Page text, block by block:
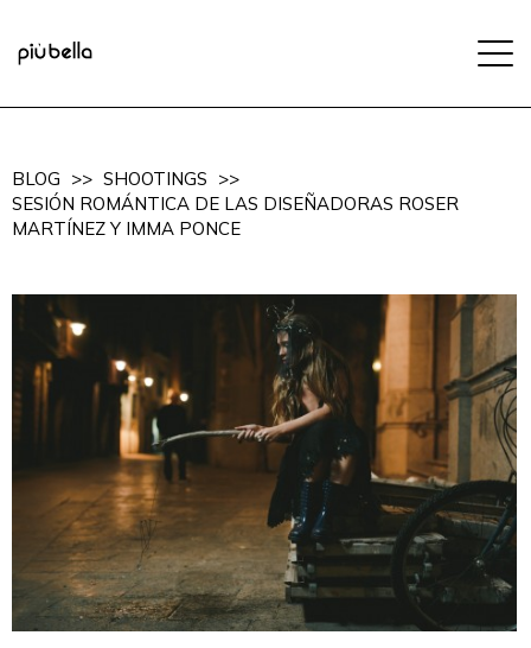
BLOG >> SHOOTINGS >>
SESIÓN ROMÁNTICA DE LAS DISEÑADORAS ROSER
MARTÍNEZ Y IMMA PONCE